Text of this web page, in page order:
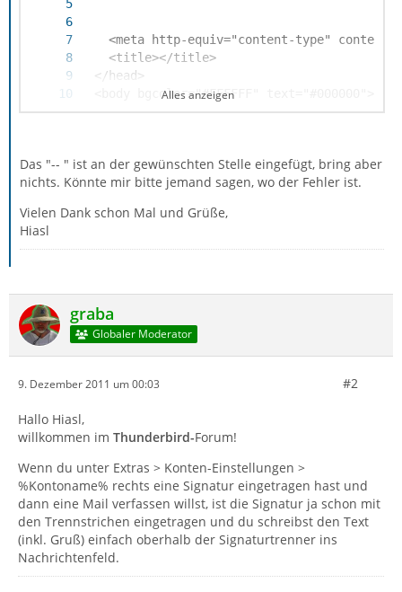
</html>
Alles anzeigen
Das "-- " ist an der gewünschten Stelle eingefügt, bring aber
nichts. Könnte mir bitte jemand sagen, wo der Fehler ist.
Vielen Dank schon Mal und Grüße,
Hiasl
graba
Globaler Moderator
9. Dezember 2011 um 00:03 #2
Hallo Hiasl,
willkommen im Thunderbird-Forum!
Wenn du unter Extras > Konten-Einstellungen >
%Kontoname% rechts eine Signatur eingetragen hast und
dann eine Mail verfassen willst, ist die Signatur ja schon mit
den Trennstrichen eingetragen und du schreibst den Text
(inkl. Gruß) einfach oberhalb der Signaturtrenner ins
Nachrichtenfeld.